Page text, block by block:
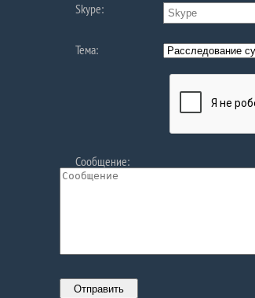
Skype:
Тема:
Сообщение: